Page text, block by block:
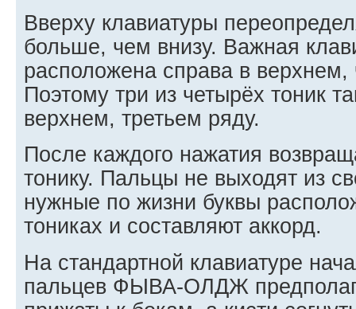
Вверху клавиатуры
больше, чем внизу. Вaжная
расположена справа в верхнем,
Поэтому три из четырёх тоник
верхнем, третьем ряду.
После каждого нажатия
тонику. Пальцы не выходят из
нужные по жизни буквы
тониках и составляют аккорд.
На стандартной клавиатуре
пальцев ФЫВА-ОЛДЖ